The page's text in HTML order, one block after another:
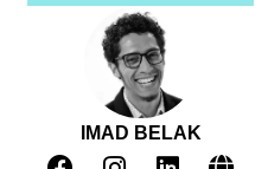
IMAD BELAK